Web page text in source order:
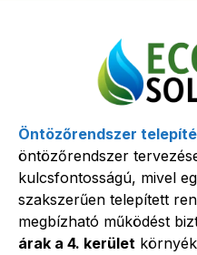
Öntözőrendszer
öntözőrendszer
kulcsfontosságú, mivel
szakszerűen telepített
megbízható működést
árak a 4. kerület